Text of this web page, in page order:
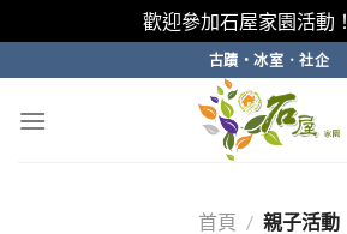
歡迎參加石屋家園活動！
to
content
古蹟・冰室．社企
首頁 / 親子活動